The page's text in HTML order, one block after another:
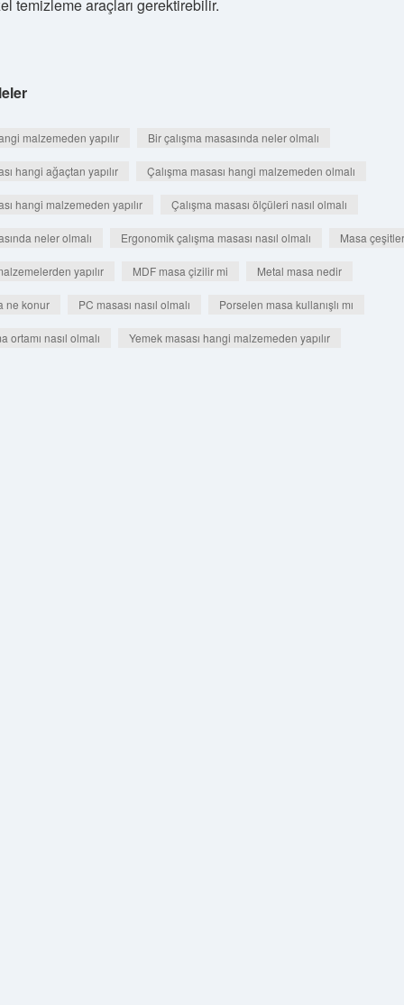
temizleme araçları gerektirebilir.
malzemeden yapılır Bir çalışma masasında neler olmalı
hangi ağaçtan yapılır Çalışma masası hangi malzemeden olmalı
hangi malzemeden yapılır Çalışma masası ölçüleri nasıl olmalı
neler olmalı Ergonomik çalışma masası nasıl olmalı Masa
yapılır MDF masa çizilir mi Metal masa nedir
ne konur PC masası nasıl olmalı Porselen masa kullanışlı mı
ortamı nasıl olmalı Yemek masası hangi malzemeden yapılır